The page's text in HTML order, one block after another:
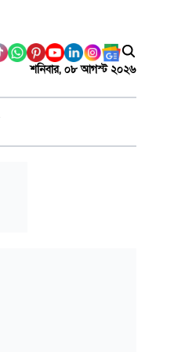
শনিবার, ০৮ আগস্ট ২০২৬